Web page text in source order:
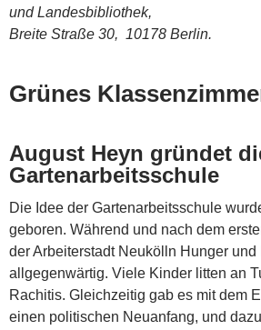
und Landesbibliothek,
Breite Straße 30, 10178 Berlin.
Grünes
August Heyn gründet
Gartenarbeitsschule
Die Idee der Gartenarbeitsschule
geboren. Während und nach dem
der Arbeiterstadt Neukölln Hunger und
allgegenwärtig. Viele Kinder litten an
Rachitis. Gleichzeitig gab es mit dem
einen politischen Neuanfang, und